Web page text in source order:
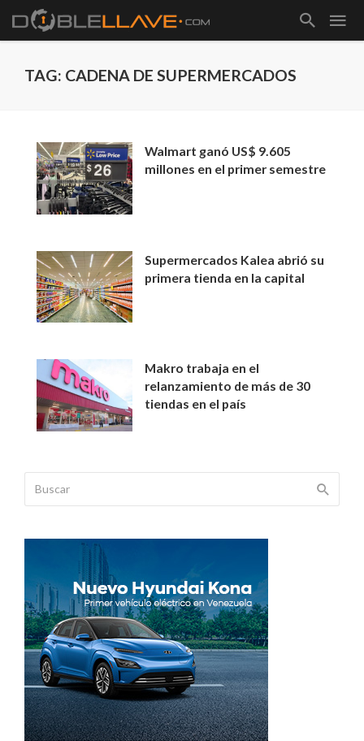
TAG: CADENA DE SUPERMERCADOS
Walmart ganó US$ 9.605
millones en el primer semestre
Supermercados Kalea abrió su
primera tienda en la capital
Makro trabaja en el
relanzamiento de más de 30
tiendas en el país